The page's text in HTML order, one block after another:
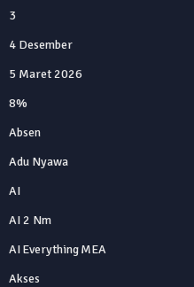
3
4 Desember
5 Maret 2026
8%
Absen
Adu Nyawa
AI
AI 2 Nm
AI Everything MEA
Akses